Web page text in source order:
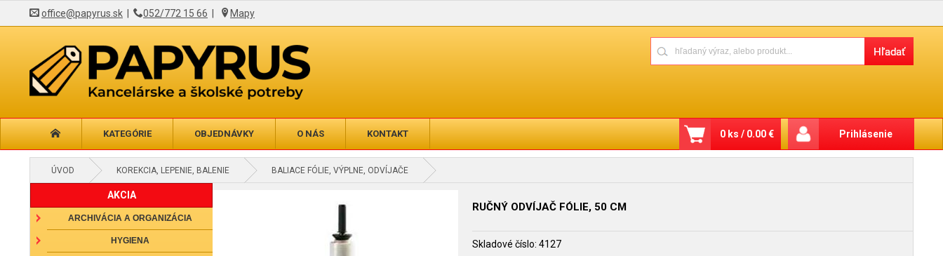
office@papyrus.sk 052/772 15 66 Mapy
KATEGÓRIE OBJEDNÁVKY O NÁS KONTAKT Prihlásenie
0 ks / 0.00 €
ÚVOD KOREKCIA, LEPENIE, BALENIE BALIACE FÓLIE, VÝPLNE, ODVÍJAČE
AKCIA
ARCHIVÁCIA A ORGANIZÁCIA
HYGIENA
RUČNÝ ODVÍJAČ FÓLIE, 50 CM
Skladové číslo: 4127